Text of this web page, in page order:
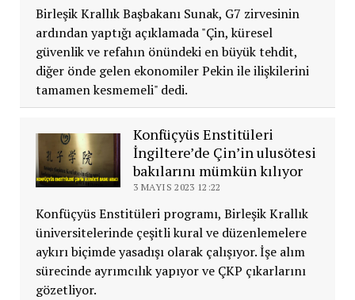
Birleşik Krallık Başbakanı Sunak, G7 zirvesinin
ardından yaptığı açıklamada "Çin, küresel
güvenlik ve refahın önündeki en büyük tehdit,
diğer önde gelen ekonomiler Pekin ile ilişkilerini
tamamen kesmemeli" dedi.
Konfüçyüs Enstitüleri
İngiltere’de Çin’in ulusötesi
bakılarını mümkün kılıyor
3 MAYIS 2023 12:22
Konfüçyüs Enstitüleri programı, Birleşik Krallık
üniversitelerinde çeşitli kural ve düzenlemelere
aykırı biçimde yasadışı olarak çalışıyor. İşe alım
sürecinde ayrımcılık yapıyor ve ÇKP çıkarlarını
gözetliyor.